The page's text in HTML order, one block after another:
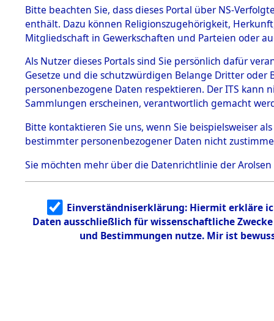
BESTÄNDE
1.
mente
5. Verschiedenes
5.3
Todesmärsche
5.3.1 Alliierte
Erhebungen
zu
Todesmärsch
en
5.3.2
Identifizierun
g
5.3.3
Todesmärsch
Dead -
Branch -
0027
Bitte beachten Sie, dass dieses Portal über NS-
enthält. Dazu können Religionszugehörigkeit,
Mitgliedschaft in Gewerkschaften und Parteien oder
Als Nutzer dieses Portals sind Sie persönlich dafür
Gesetze und die schutzwürdigen Belange Dritter
personenbezogene Daten respektieren. Der ITS
Sammlungen erscheinen, verantwortlich gemacht
Bitte kontaktieren Sie uns, wenn Sie beispielsweiser
bestimmter personenbezogener Daten nicht
Sie möchten mehr über die Datenrichtlinie der Arolsen
Einverständniserklärung: Hiermit erkläre
Daten ausschließlich für wissenschaftliche
und Bestimmungen nutze. Mir ist